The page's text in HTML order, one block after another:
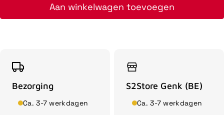
Aan winkelwagen toevoegen
Bezorging
Ca. 3-7 werkdagen
S2Store Genk (BE)
Ca. 3-7 werkdagen